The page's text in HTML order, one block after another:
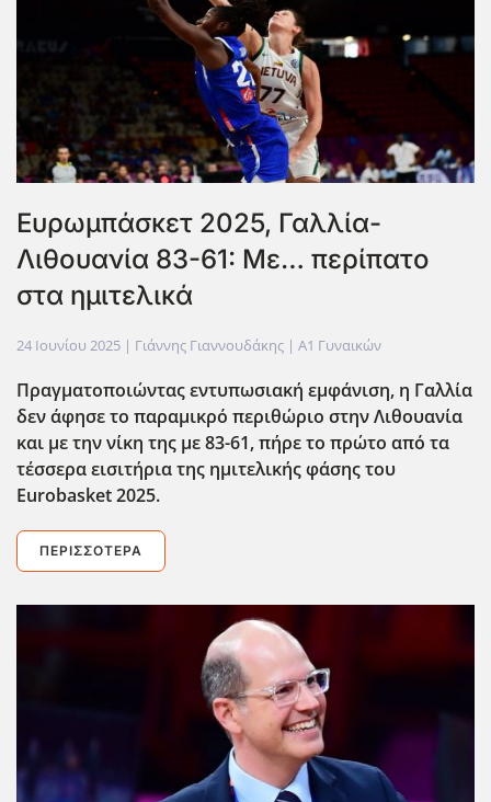
Ευρωμπάσκετ 2025, Γαλλία-
Λιθουανία 83-61: Με… περίπατο
στα ημιτελικά
24 Ιουνίου 2025 | Γιάννης Γιαννουδάκης | Α1 Γυναικών
Πραγματοποιώντας εντυπωσιακή εμφάνιση, η Γαλλία
δεν άφησε το παραμικρό περιθώριο στην Λιθουανία
και με την νίκη της με 83-61, πήρε το πρώτο από τα
τέσσερα εισιτήρια της ημιτελικής φάσης του
Eurobasket 2025.
ΠΕΡΙΣΣΌΤΕΡΑ